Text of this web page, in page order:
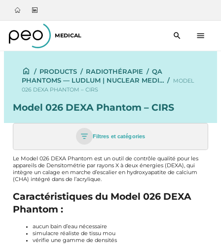
MEDICAL
/ PRODUCTS / RADIOTHÉRAPIE / QA
PHANTOMS — LUDLUM | NUCLEAR MEDI… / MODEL
026 DEXA PHANTOM – CIRS
Model 026 DEXA Phantom – CIRS
Filtres et catégories
Le Model 026 DEXA Phantom est un outil de contrôle qualité pour les
appareils de Densitométrie par rayons X à deux énergies (DEXA), qui
intègre un calage en marche d’escalier en hydroxyapatite de calcium
(CHA) intégré dans de l’acrylique.
Caractéristiques du Model 026 DEXA
Phantom :
aucun bain d’eau nécessaire
simulacre réaliste de tissu mou
vérifie une gamme de densités